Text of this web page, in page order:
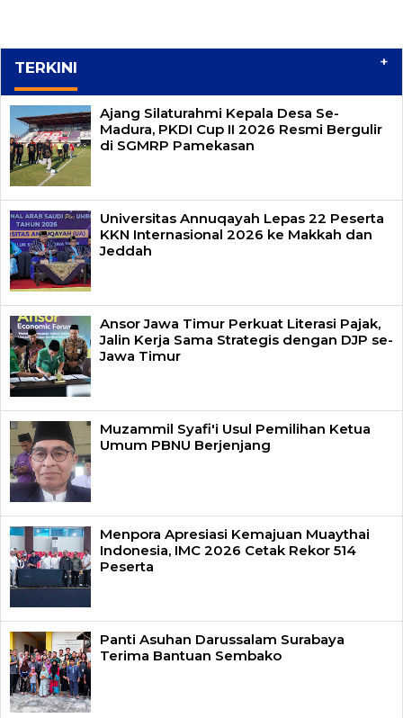
TERKINI +
Ajang Silaturahmi Kepala Desa Se-
Madura, PKDI Cup II 2026 Resmi Bergulir
di SGMRP Pamekasan
Universitas Annuqayah Lepas 22 Peserta
KKN Internasional 2026 ke Makkah dan
Jeddah
Ansor Jawa Timur Perkuat Literasi Pajak,
Jalin Kerja Sama Strategis dengan DJP se-
Jawa Timur
Muzammil Syafi'i Usul Pemilihan Ketua
Umum PBNU Berjenjang
Menpora Apresiasi Kemajuan Muaythai
Indonesia, IMC 2026 Cetak Rekor 514
Peserta
Panti Asuhan Darussalam Surabaya
Terima Bantuan Sembako